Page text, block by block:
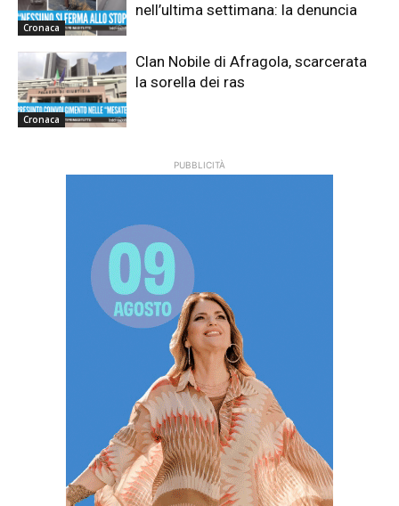
Cronaca
nell’ultima settimana: la denuncia
Cronaca
Clan Nobile di Afragola, scarcerata
la sorella dei ras
PUBBLICITÀ